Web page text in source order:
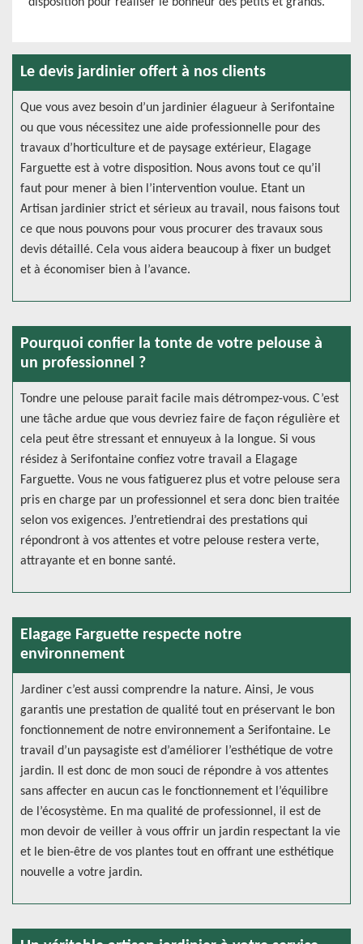
Le devis jardinier offert à nos clients
Que vous avez besoin d’un jardinier élagueur à Serifontaine
ou que vous nécessitez une aide professionnelle pour des
travaux d’horticulture et de paysage extérieur, Elagage
Farguette est à votre disposition. Nous avons tout ce qu’il
faut pour mener à bien l’intervention voulue. Etant un
Artisan jardinier strict et sérieux au travail, nous faisons tout
ce que nous pouvons pour vous procurer des travaux sous
devis détaillé. Cela vous aidera beaucoup à fixer un budget
et à économiser bien à l’avance.
Pourquoi confier la tonte de votre pelouse à
un professionnel ?
Tondre une pelouse parait facile mais détrompez-vous. C’est
une tâche ardue que vous devriez faire de façon régulière et
cela peut être stressant et ennuyeux à la longue. Si vous
résidez à Serifontaine confiez votre travail a Elagage
Farguette. Vous ne vous fatiguerez plus et votre pelouse sera
pris en charge par un professionnel et sera donc bien traitée
selon vos exigences. J’entretiendrai des prestations qui
répondront à vos attentes et votre pelouse restera verte,
attrayante et en bonne santé.
Elagage Farguette respecte notre
environnement
Jardiner c’est aussi comprendre la nature. Ainsi, Je vous
garantis une prestation de qualité tout en préservant le bon
fonctionnement de notre environnement a Serifontaine. Le
travail d’un paysagiste est d’améliorer l’esthétique de votre
jardin. Il est donc de mon souci de répondre à vos attentes
sans affecter en aucun cas le fonctionnement et l’équilibre
de l’écosystème. En ma qualité de professionnel, il est de
mon devoir de veiller à vous offrir un jardin respectant la vie
et le bien-être de vos plantes tout en offrant une esthétique
nouvelle a votre jardin.